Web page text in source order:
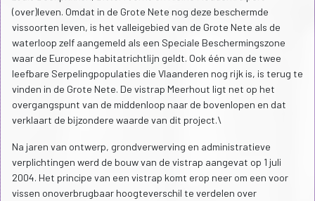
(over)leven. Omdat in de Grote Nete nog deze beschermde
vissoorten leven, is het valleigebied van de Grote Nete als de
waterloop zelf aangemeld als een Speciale Beschermingszone
waar de Europese habitatrichtlijn geldt. Ook één van de twee
leefbare Serpelingpopulaties die Vlaanderen nog rijk is, is terug te
vinden in de Grote Nete. De vistrap Meerhout ligt net op het
overgangspunt van de middenloop naar de bovenlopen en dat
verklaart de bijzondere waarde van dit project.\
Na jaren van ontwerp, grondverwerving en administratieve
verplichtingen werd de bouw van de vistrap aangevat op 1 juli
2004. Het principe van een vistrap komt erop neer om een voor
vissen onoverbrugbaar hoogteverschil te verdelen over